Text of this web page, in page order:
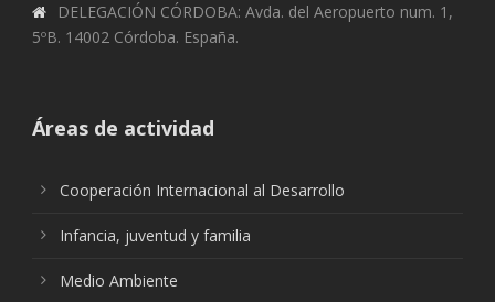
DELEGACIÓN CÓRDOBA: Avda. del Aeropuerto num. 1,
5ºB. 14002 Córdoba. España.
Áreas de actividad
Cooperación Internacional al Desarrollo
Infancia, juventud y familia
Medio Ambiente